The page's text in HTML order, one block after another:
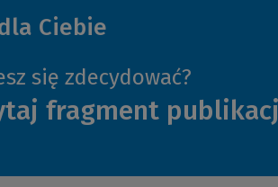
Ciebie
się zdecydować?
fragment